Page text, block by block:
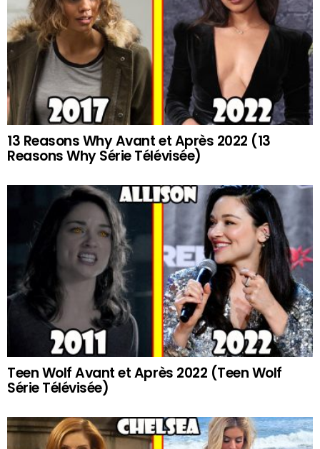
13 Reasons Why Avant et Après 2022 (13
Reasons Why Série Télévisée)
Teen Wolf Avant et Après 2022 (Teen Wolf
Série Télévisée)